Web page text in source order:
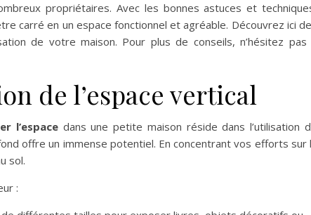
propriétaires. Avec les bonnes astuces et
carré en un espace fonctionnel et agréable. Découvrez ici
de votre maison. Pour plus de conseils, n’hésitez pas
de l’espace vertical
l’espacedans une petite maison réside dans l’utilisation
offre un immense potentiel. En concentrant vos efforts sur
sol.
: